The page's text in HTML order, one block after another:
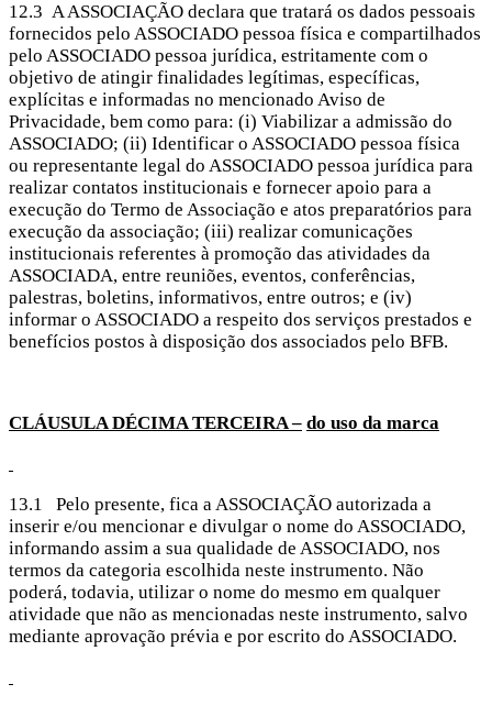
12.3 A ASSOCIAÇÃO declara que tratará os dados pessoais
fornecidos pelo ASSOCIADO pessoa física e compartilhados
pelo ASSOCIADO pessoa jurídica, estritamente com o
objetivo de atingir finalidades legítimas, específicas,
explícitas e informadas no mencionado Aviso de
Privacidade, bem como para: (i) Viabilizar a admissão do
ASSOCIADO; (ii) Identificar o ASSOCIADO pessoa física
ou representante legal do ASSOCIADO pessoa jurídica para
realizar contatos institucionais e fornecer apoio para a
execução do Termo de Associação e atos preparatórios para
execução da associação; (iii) realizar comunicações
institucionais referentes à promoção das atividades da
ASSOCIADA, entre reuniões, eventos, conferências,
palestras, boletins, informativos, entre outros; e (iv)
informar o ASSOCIADO a respeito dos serviços prestados e
benefícios postos à disposição dos associados pelo BFB.
CLÁUSULA DÉCIMATERCEIRA – do uso da marca
13.1 Pelo presente, fica a ASSOCIAÇÃO autorizada a
inserir e/ou mencionar e divulgar o nome do ASSOCIADO,
informando assim a sua qualidade de ASSOCIADO, nos
termos da categoria escolhida neste instrumento. Não
poderá, todavia, utilizar o nome do mesmo em qualquer
atividade que não as mencionadas neste instrumento, salvo
mediante aprovação prévia e por escrito do ASSOCIADO.